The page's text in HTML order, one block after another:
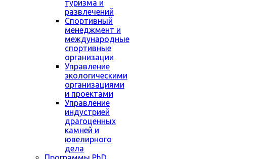
туризма и
развлечений
Спортивный
менеджмент и
международные
спортивные
организации
Управление
экологическими
организациями
и проектами
Управление
индустрией
драгоценных
камней и
ювелирного
дела